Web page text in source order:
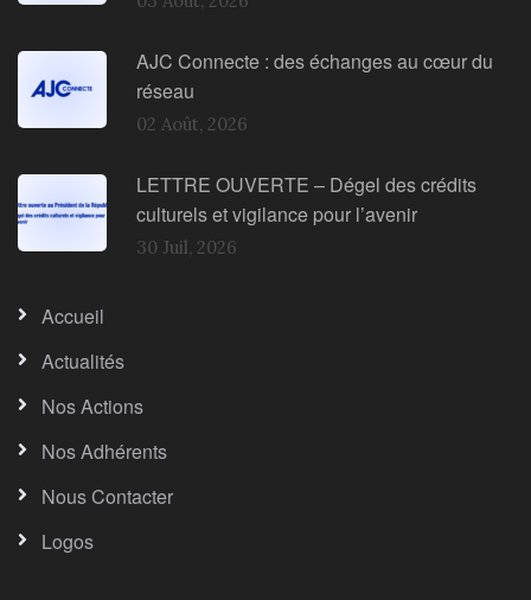
AJC Connecte : des échanges au cœur du
réseau
02 Août, 2026
LETTRE OUVERTE – Dégel des crédits
culturels et vigilance pour l’avenir
30 Juil, 2026
Accueil
Actualités
Nos Actions
Nos Adhérents
Nous Contacter
Logos